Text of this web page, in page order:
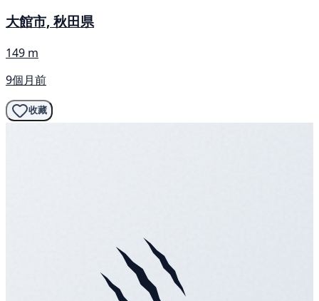
大館市, 秋田県
149 m
9個月前
收藏